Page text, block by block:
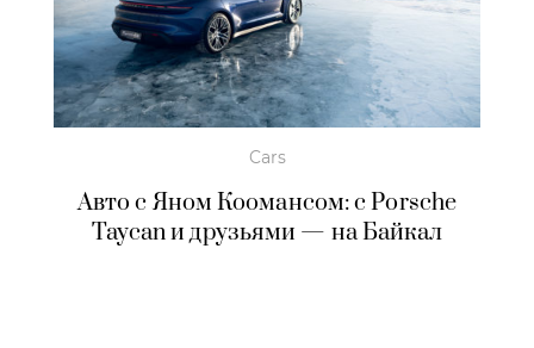
Cars
Авто с Яном Коомансом: c Porsche
Taycan и друзьями — на Байкал